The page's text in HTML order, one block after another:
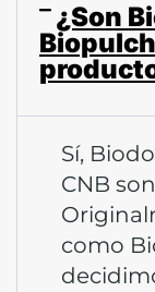
¿Son
Sí,
CNB
como